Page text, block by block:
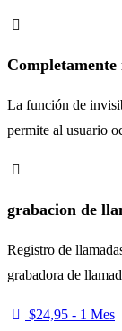
La función de
permite al usuario
grabacion de
Registro de
grabadora de
$24,95 - 1 Mes